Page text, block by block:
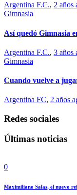
Argentina F.C., 2 años
Gimnasia
Así quedó Gimnasia
Argentina F.C., 3 años
Gimnasia
Cuando vuelve a
Argentina FC, 2 años
Redes sociales
Últimas noticias
0
Maximiliano Salas, el nuevo